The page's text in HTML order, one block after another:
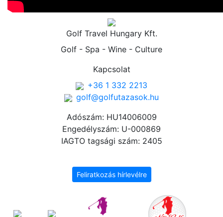
Golf Travel Hungary Kft.
Golf - Spa - Wine - Culture
Kapcsolat
+36 1 332 2213
golf@golfutazasok.hu
Adószám: HU14006009
Engedélyszám: U-000869
IAGTO tagsági szám: 2405
Feliratkozás hírlevélre